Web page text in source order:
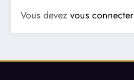
Vous devez vous connecter